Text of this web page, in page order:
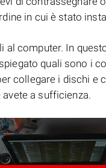
in cui è stato
al computer. In
quali sono i
collegare i dischi e
avete a sufficienza.